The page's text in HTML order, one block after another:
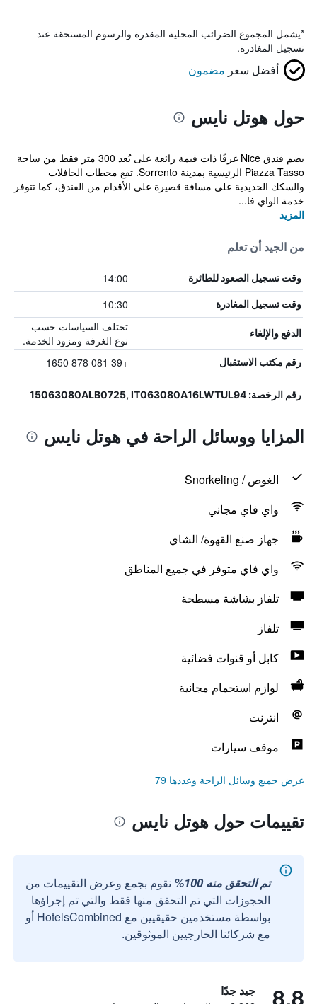
*يشمل المجموع الضرائب المحلية المقدرة والرسوم المستحقة عند
تسجيل المغادرة.
أفضل سعر مضمون
حول هوتل نايس
يضم فندق Nice غرفًا ذات قيمة رائعة على بُعد 300 متر فقط من ساحة
Piazza Tasso الرئيسية بمدينة Sorrento. تقع محطات الحافلات
والسكك الحديدية على مسافة قصيرة على الأقدام من الفندق، كما تتوفر
خدمة الواي فا...
المزيد
من الجيد أن تعلم
وقت تسجيل الصعود للطائرة 14:00
وقت تسجيل المغادرة 10:30
الدفع والإلغاء
تختلف السياسات حسب
نوع الغرفة ومزود الخدمة.
رقم مكتب الاستقبال +39 081 878 1650
رقم الرخصة: 15063080ALB0725, IT063080A16LWTUL94
المزايا ووسائل الراحة في هوتل نايس
الغوص / Snorkeling
واي فاي مجاني
جهاز صنع القهوة/ الشاي
واي فاي متوفر في جميع المناطق
تلفاز بشاشة مسطحة
تلفاز
كابل أو قنوات فضائية
لوازم استحمام مجانية
انترنت
موقف سيارات
عرض جميع وسائل الراحة وعددها 79
تقييمات حول هوتل نايس
تم التحقق منه 100%
نقوم بجمع وعرض التقييمات من
الحجوزات التي تم التحقق منها فقط والتي تم إجراؤها
بواسطة مستخدمين حقيقيين مع HotelsCombined أو
مع شركائنا الخارجيين الموثوقين.
جيد جدًا